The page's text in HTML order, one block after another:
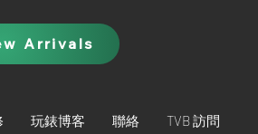
Arrivals
玩錶博客 聯絡 TVB 訪問